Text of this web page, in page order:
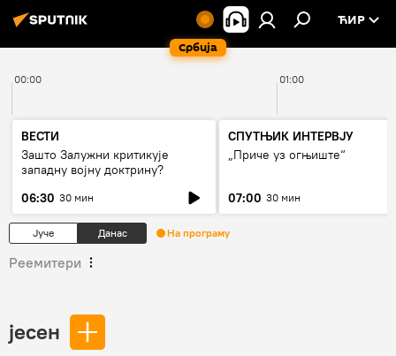
Србија
ЋИР
00:00 01:00
ВЕСТИ
Зашто Залужни критикује
западну војну доктрину?
06:30 30 мин
СПУТЊИК ИНТЕРВЈУ
„Приче уз огњиште“
07:00 30 мин
Јуче Данас На програму
Реемитери
јесен